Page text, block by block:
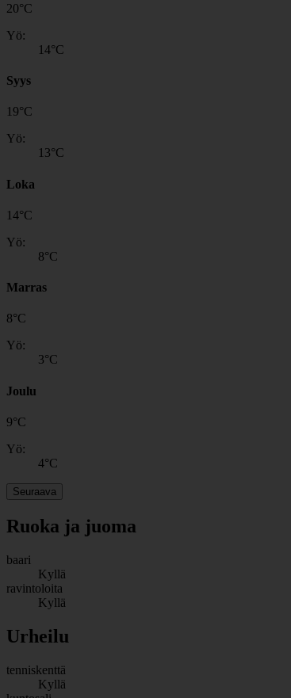
20°C
Yö:
14°C
Syys
19°C
Yö:
13°C
Loka
14°C
Yö:
8°C
Marras
8°C
Yö:
3°C
Joulu
9°C
Yö:
4°C
Seuraava
Ruoka ja juoma
baari
Kyllä
ravintoloita
Kyllä
Urheilu
tenniskenttä
Kyllä